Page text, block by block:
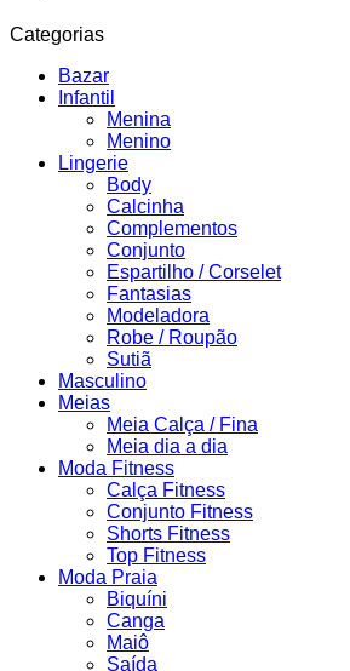
Categorias
Bazar
Infantil
Menina
Menino
Lingerie
Body
Calcinha
Complementos
Conjunto
Espartilho / Corselet
Fantasias
Modeladora
Robe / Roupão
Sutiã
Masculino
Meias
Meia Calça / Fina
Meia dia a dia
Moda Fitness
Calça Fitness
Conjunto Fitness
Shorts Fitness
Top Fitness
Moda Praia
Biquíni
Canga
Maiô
Saída